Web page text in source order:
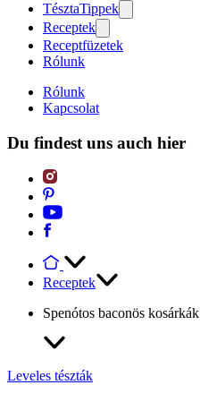
TésztaTippek
Receptek
Receptfüzetek
Rólunk
Rólunk
Kapcsolat
Du findest uns auch hier
Receptek
Spenótos baconös kosárkák
Leveles tészták